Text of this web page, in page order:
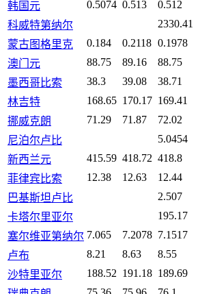
韩国元 0.5074 0.513
0.512
科威特第纳尔
2330.41
蒙古图格里克
0.184 0.2118 0.1978
澳门元
88.75 89.16
88.75
墨西哥比索
38.3 39.08
38.71
林吉特
168.65 170.17 169.41
挪威克朗
71.29 71.87
72.02
尼泊尔卢比
5.0454
新西兰元
415.59 418.72 418.8
菲律宾比索
12.38 12.63
12.44
巴基斯坦卢比
2.507
卡塔尔里亚尔
195.17
塞尔维亚第纳尔 7.065 7.2078 7.1517
卢布
8.21 8.63
8.55
沙特里亚尔
188.52 191.18 189.69